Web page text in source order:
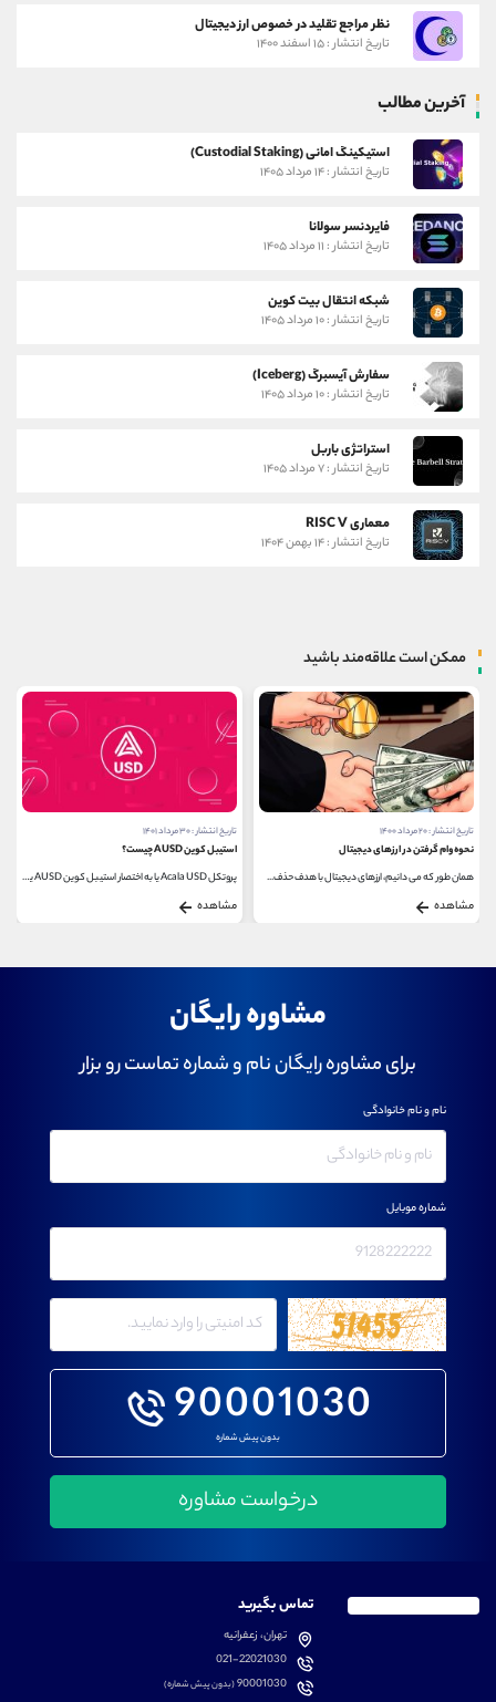
نظر مراجع تقلید در خصوص ارز دیجیتال
تاریخ انتشار : ۱۵ اسفند ۱۴۰۰
آخرین مطالب
استیکینگ امانی (Custodial Staking)
تاریخ انتشار : ۱۴ مرداد ۱۴۰۵
فایردنسر سولانا
تاریخ انتشار : ۱۱ مرداد ۱۴۰۵
شبکه انتقال بیت کوین
تاریخ انتشار : ۱۰ مرداد ۱۴۰۵
سفارش آیسبرگ (Iceberg)
تاریخ انتشار : ۱۰ مرداد ۱۴۰۵
استراتژی باربل
تاریخ انتشار : ۷ مرداد ۱۴۰۵
معماری RISC V
تاریخ انتشار : ۱۴ بهمن ۱۴۰۴
ممکن است علاقه‌مند باشید
تاریخ انتشار : ۲۰ مرداد ۱۴۰۰
نحوه وام گرفتن در ارزهای دیجیتال
همان طور که می دانیم، ارزهای دیجیتال با هدف حذف...
مشاهده
تاریخ انتشار : ۳۰ مرداد ۱۴۰۱
استیبل کوین AUSD چیست؟
پروتکل Acala USD یا به اختصار استیبل کوین AUSD یک ارز...
مشاهده
مشاوره رایگان
برای مشاوره رایگان نام و شماره تماست رو بزار
90001030
بدون پیش شماره
نام و نام خانوادگی
شماره موبایل
تماس بگیرید
تهران، زعفرانیه
021-22021030
90001030(بدون پیش شماره)